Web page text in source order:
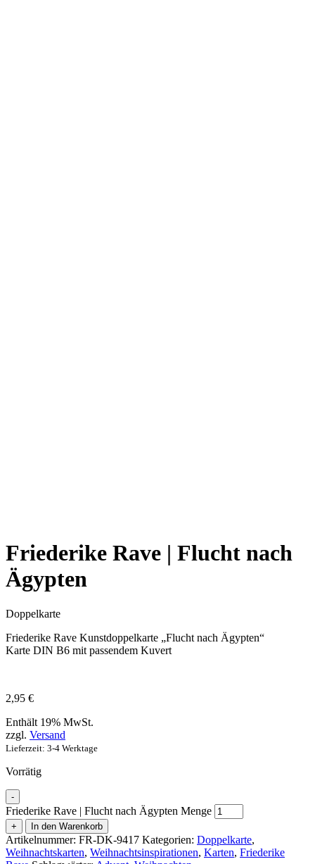
Friederike Rave | Flucht nach
Ägypten
Doppelkarte
Friederike Rave Kunstdoppelkarte „Flucht nach Ägypten“
Karte DIN B6 mit passendem Kuvert
2,95 €
Enthält 19% MwSt.
zzgl. Versand
Lieferzeit: 3-4 Werktage
Vorrätig
-
Friederike Rave | Flucht nach Ägypten Menge
+ In den Warenkorb
Artikelnummer: FR-DK-9417 Kategorien: Doppelkarte,
Weihnachtskarten, Weihnachtsinspirationen, Karten, Friederike